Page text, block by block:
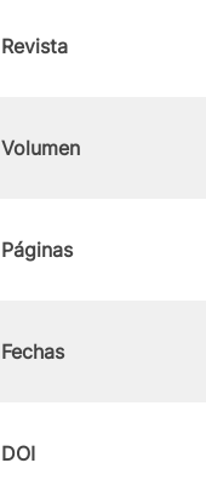
Revista
Volumen
Páginas
Fechas
DOI